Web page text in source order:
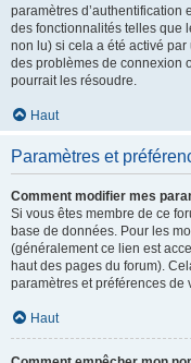
paramètres d’authentification
des fonctionnalités telles que
non lu) si cela a été activé
des problèmes de connexion
pourrait les résoudre.
Haut
Paramètres et
Comment modifier mes
Si vous êtes membre de ce
base de données. Pour les
(généralement ce lien est
haut des pages du forum).
paramètres et préférences de
Haut